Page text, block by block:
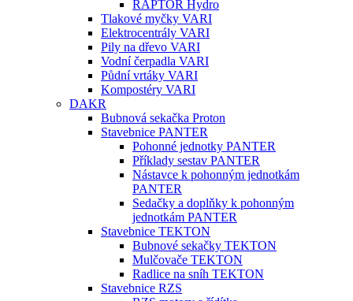
RAPTOR Hydro
Tlakové myčky VARI
Elektrocentrály VARI
Pily na dřevo VARI
Vodní čerpadla VARI
Půdní vrtáky VARI
Kompostéry VARI
DAKR
Bubnová sekačka Proton
Stavebnice PANTER
Pohonné jednotky PANTER
Příklady sestav PANTER
Nástavce k pohonným jednotkám
PANTER
Sedačky a doplňky k pohonným
jednotkám PANTER
Stavebnice TEKTON
Bubnové sekačky TEKTON
Mulčovače TEKTON
Radlice na sníh TEKTON
Stavebnice RZS